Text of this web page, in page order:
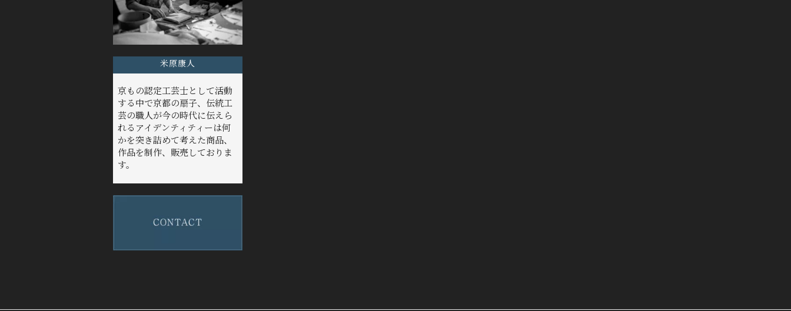
米原康人
京もの認定工芸士として活動
する中で京都の扇子、伝統工
芸の職人が今の時代に伝えら
れるアイデンティティーは何
かを突き詰めて考えた商品、
作品を制作、販売しておりま
す。